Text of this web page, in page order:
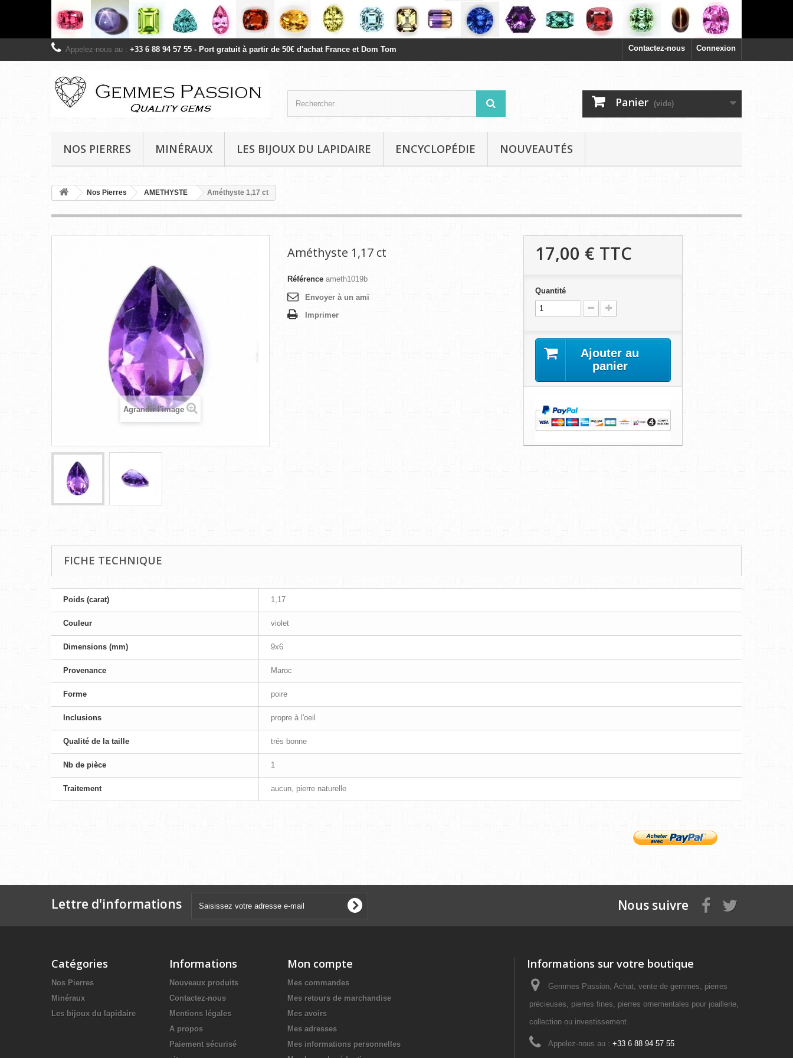
Connexion
Contactez-nous
Appelez-nous au : +33 6 88 94 57 55 - Port gratuit à partir de 50€ d'achat France et Dom Tom
Panier (vide)
NOS PIERRES MINÉRAUX LES BIJOUX DU LAPIDAIRE ENCYCLOPÉDIE NOUVEAUTÉS
Nos Pierres AMETHYSTE Améthyste 1,17 ct
Agrandir l'image
Améthyste 1,17 ct
Référence ameth1019b
Envoyer à un ami
Imprimer
17,00 € TTC
Quantité
Ajouter au
panier
FICHE TECHNIQUE
Poids (carat) 1,17
Couleur violet
Dimensions (mm) 9x6
Provenance Maroc
Forme poire
Inclusions propre à l'oeil
Qualité de la taille trés bonne
Nb de pièce 1
Traitement aucun, pierre naturelle
Lettre d'informations Nous suivre
Catégories
Nos Pierres
Minéraux
Les bijoux du lapidaire
Informations
Nouveaux produits
Contactez-nous
Mentions légales
A propos
Paiement sécurisé
Mon compte
Mes commandes
Mes retours de marchandise
Mes avoirs
Mes adresses
Mes informations personnelles
Informations sur votre boutique
Gemmes Passion, Achat, vente de gemmes, pierres
précieuses, pierres fines, pierres ornementales pour joaillerie,
collection ou investissement.
Appelez-nous au : +33 6 88 94 57 55